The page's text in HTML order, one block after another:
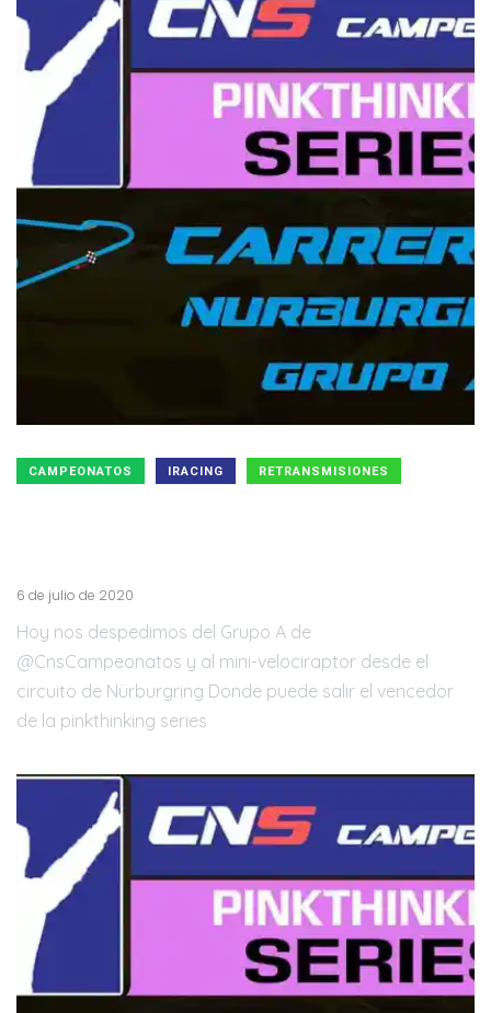
CAMPEONATOS IRACING RETRANSMISIONES
6 de julio de 2020
Hoy nos despedimos del Grupo A de
@CnsCampeonatos y al mini-velociraptor desde el
circuito de Nürburgring Donde puede salir el vencedor
de la pinkthinking series